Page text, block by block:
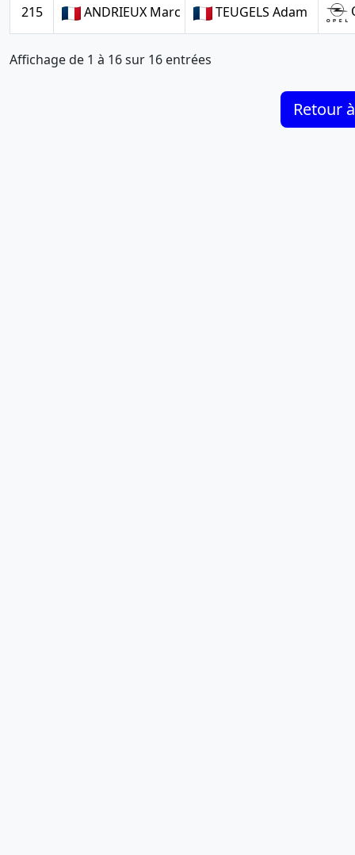
215
ANDRIEUX Marc TEUGELS Adam
Affichage de 1 à 16 sur 16 entrées
Retour